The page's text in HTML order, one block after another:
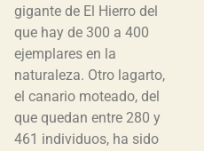
gigante de El Hierro del
que hay de 300 a 400
ejemplares en la
naturaleza. Otro lagarto,
el canario moteado, del
que quedan entre 280 y
461 individuos, ha sido